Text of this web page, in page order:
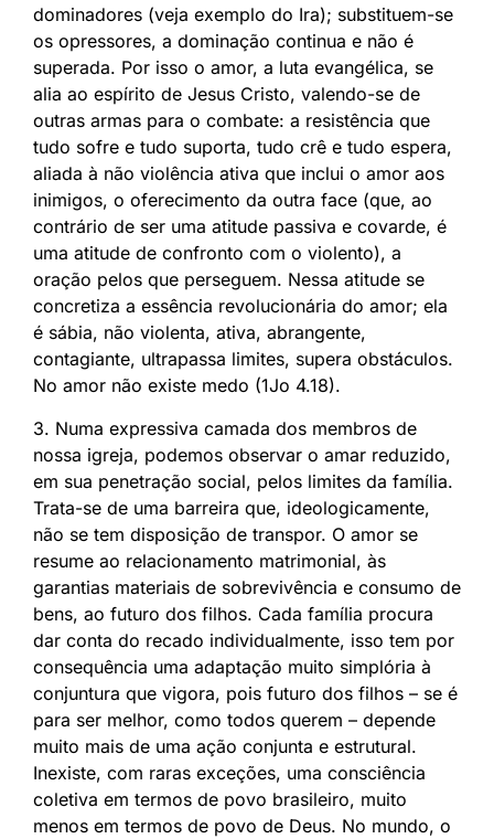
dominadores (veja exemplo do Ira); substituem-se
os opressores, a dominação continua e não é
superada. Por isso o amor, a luta evangélica, se
alia ao espírito de Jesus Cristo, valendo-se de
outras armas para o combate: a resistência que
tudo sofre e tudo suporta, tudo crê e tudo espera,
aliada à não violência ativa que inclui o amor aos
inimigos, o oferecimento da outra face (que, ao
contrário de ser uma atitude passiva e covarde, é
uma atitude de confronto com o violento), a
oração pelos que perseguem. Nessa atitude se
concretiza a essência revolucionária do amor; ela
é sábia, não violenta, ativa, abrangente,
contagiante, ultrapassa limites, supera obstáculos.
No amor não existe medo (1Jo 4.18).
3. Numa expressiva camada dos membros de
nossa igreja, podemos observar o amar reduzido,
em sua penetração social, pelos limites da família.
Trata-se de uma barreira que, ideologicamente,
não se tem disposição de transpor. O amor se
resume ao relacionamento matrimonial, às
garantias materiais de sobrevivência e consumo de
bens, ao futuro dos filhos. Cada família procura
dar conta do recado individualmente, isso tem por
consequência uma adaptação muito simplória à
conjuntura que vigora, pois futuro dos filhos – se é
para ser melhor, como todos querem – depende
muito mais de uma ação conjunta e estrutural.
Inexiste, com raras exceções, uma consciência
coletiva em termos de povo brasileiro, muito
menos em termos de povo de Deus. No mundo, o